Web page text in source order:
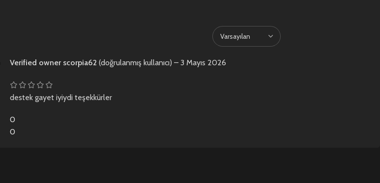
Verified owner scorpia62 (doğrulanmış kullanıcı) – 3 Mayıs 2026
destek gayet iyiydi teşekkürler
0
0